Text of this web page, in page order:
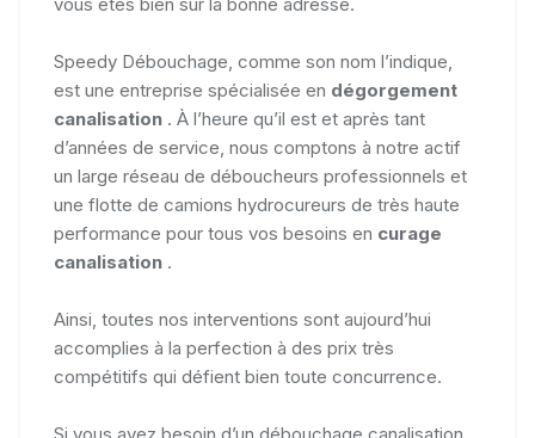
Speedy Débouchage, comme son nom l’indique,
est une entreprise spécialisée en dégorgement
canalisation . À l’heure qu’il est et après tant
d’années de service, nous comptons à notre actif
un large réseau de déboucheurs professionnels et
une flotte de camions hydrocureurs de très haute
performance pour tous vos besoins en curage
canalisation .
Ainsi, toutes nos interventions sont aujourd’hui
accomplies à la perfection à des prix très
compétitifs qui défient bien toute concurrence.
Si vous avez besoin d’un débouchage canalisation